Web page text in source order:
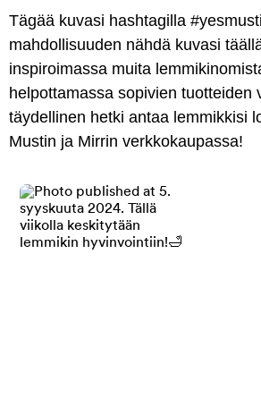
Tägää kuvasi hashtagilla
mahdollisuuden nähdä kuvasi
inspiroimassa muita
helpottamassa sopivien tuotteiden
täydellinen hetki antaa lemmikkisi
Mustin ja Mirrin verkkokaupassa!